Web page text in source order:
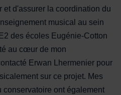
et d'assurer la coordination du
musical au sein
des écoles Eugénie-Cotton
au cœur de mon
Erwan Lhermenier pour
sur ce projet. Mes
ont également